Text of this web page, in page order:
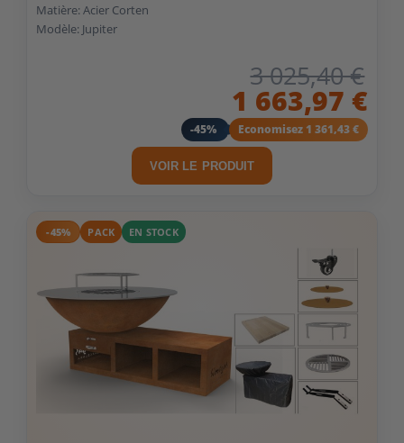
Matière: Acier Corten
Modèle: Jupiter
3 025,40 €
1 663,97 €
-45% Economisez 1 361,43 €
VOIR LE PRODUIT
-45% PACK EN STOCK